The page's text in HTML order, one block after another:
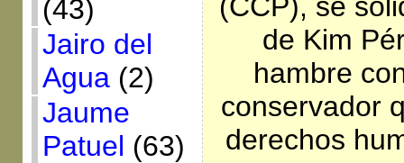
(43)
Jairo del
Agua(2)
Jaume
Patuel (63)
de Kim
hambre
conservador
derechos